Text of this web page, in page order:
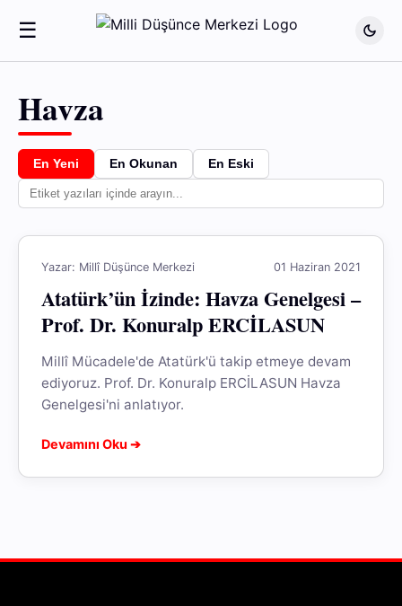
☰
Havza
En Yeni En Okunan En Eski
Yazar: Millî Düşünce Merkezi 01 Haziran 2021
Atatürk’ün İzinde: Havza Genelgesi –
Prof. Dr. Konuralp ERCİLASUN
Millî Mücadele'de Atatürk'ü takip etmeye devam
ediyoruz. Prof. Dr. Konuralp ERCİLASUN Havza
Genelgesi'ni anlatıyor.
Devamını Oku ➔